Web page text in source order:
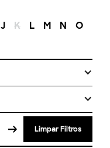
J K L M N O
Limpar Filtros